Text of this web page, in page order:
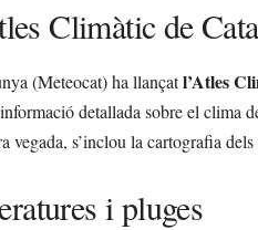
Climàtic de
(Meteocat) ha llançatl’Atles
detallada sobre el clima
s’inclou la cartografia
i pluges